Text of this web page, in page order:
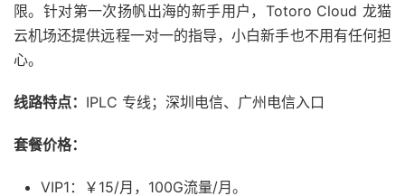
限。针对第一次扬帆出海的新手用户，Totoro Cloud 龙猫
云机场还提供远程一对一的指导，小白新手也不用有任何担
心。
线路特点： IPLC 专线；深圳电信、广州电信入口
套餐价格：
VIP1：￥15/月，100G流量/月。